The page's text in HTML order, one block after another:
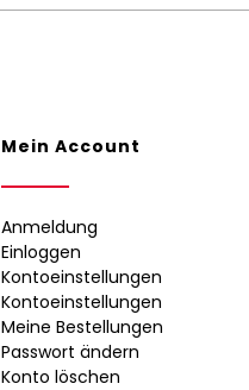
Mein Account
Anmeldung
Einloggen
Kontoeinstellungen
Kontoeinstellungen
Meine Bestellungen
Passwort ändern
Konto löschen